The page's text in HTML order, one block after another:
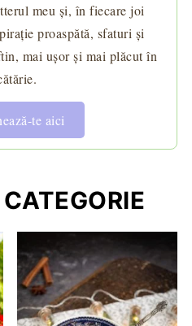
meu și, în fiecare joi
proaspătă, sfaturi și
mai ușor și mai plăcut în
te aici